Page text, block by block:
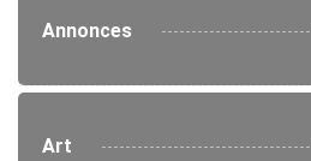
Annonces
Art